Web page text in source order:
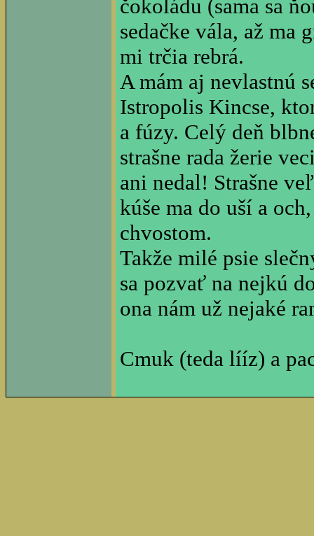
čokoládu (sama sa
sedačke vála, až ma
mi trčia rebrá.
A mám aj nevlastnú
Istropolis Kincse,
a fúzy. Celý deň
strašne rada žerie
ani nedal! Strašne
kúše ma do uší a
chvostom.
Takže milé psie
sa pozvať na nejkú
ona nám už nejaké
Cmuk (teda lííz) a